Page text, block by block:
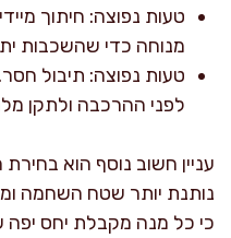
טעות נפוצה: חיתוך
מנוחה כדי שהשכבות
טעות נפוצה: תיבול
לפני ההרכבה ולתקן
עניין חשוב נוסף הוא
נותנת יותר שטח השחמה
כי כל מנה מקבלת יחס